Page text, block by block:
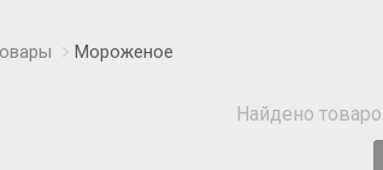
Мороженое
Найдено